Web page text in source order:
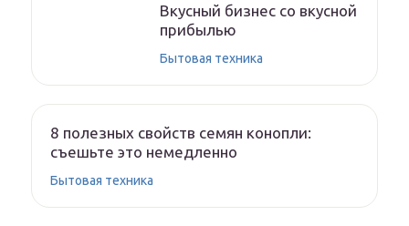
Вкусный бизнес со вкусной
прибылью
Бытовая техника
8 полезных свойств семян конопли:
съешьте это немедленно
Бытовая техника